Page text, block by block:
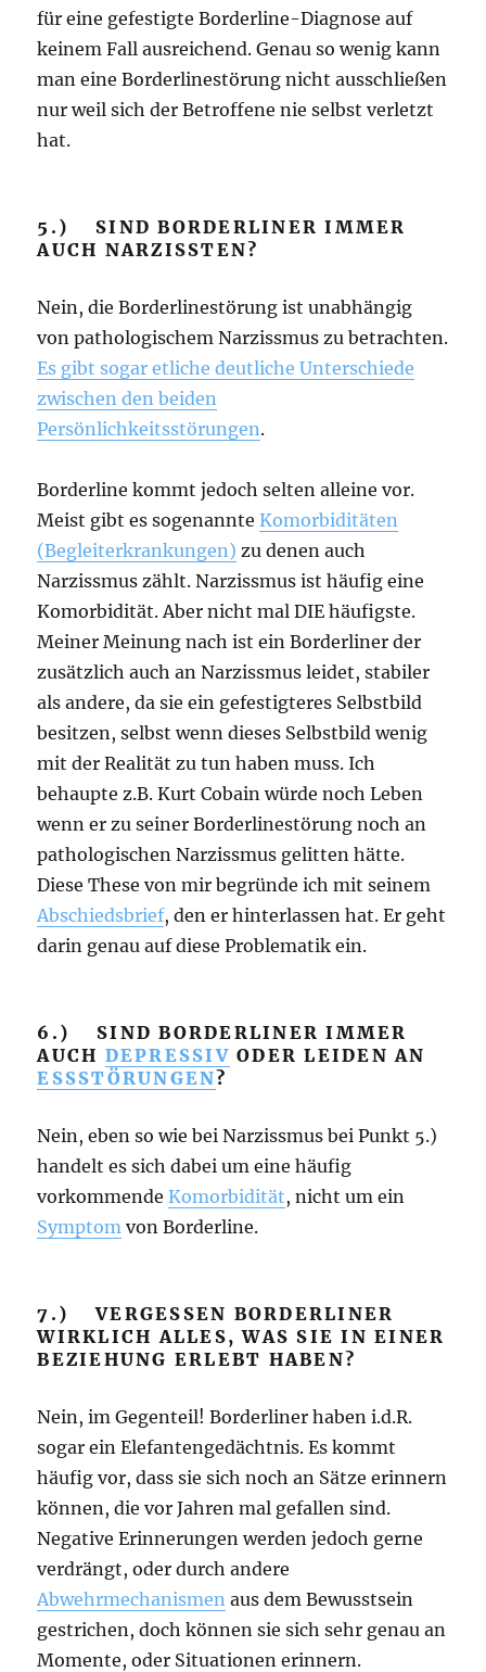
für eine gefestigte Borderline-Diagnose auf
keinem Fall ausreichend. Genau so wenig kann
man eine Borderlinestörung nicht ausschließen
nur weil sich der Betroffene nie selbst verletzt
hat.
5.) SIND BORDERLINER IMMER
AUCH NARZISSTEN?
Nein, die Borderlinestörung ist unabhängig
von pathologischem Narzissmus zu betrachten.
Es gibt sogar etliche deutliche Unterschiede
zwischen den beiden
Persönlichkeitsstörungen.
Borderline kommt jedoch selten alleine vor.
Meist gibt es sogenannteKomorbiditäten
(Begleiterkrankungen) zu denen auch
Narzissmus zählt. Narzissmus ist häufig eine
Komorbidität. Aber nicht mal DIE häufigste.
Meiner Meinung nach ist ein Borderliner der
zusätzlich auch an Narzissmus leidet, stabiler
als andere, da sie ein gefestigteres Selbstbild
besitzen, selbst wenn dieses Selbstbild wenig
mit der Realität zu tun haben muss. Ich
behaupte z.B. Kurt Cobain würde noch Leben
wenn er zu seiner Borderlinestörung noch an
pathologischen Narzissmus gelitten hätte.
Diese These von mir begründe ich mit seinem
Abschiedsbrief, den er hinterlassen hat. Er geht
darin genau auf diese Problematik ein.
6.) SIND BORDERLINER IMMER
AUCH DEPRESSIV ODER LEIDEN AN
ESSSTÖRUNGEN?
Nein, eben so wie bei Narzissmus bei Punkt 5.)
handelt es sich dabei um eine häufig
vorkommendeKomorbidität, nicht um ein
Symptom von Borderline.
7.) VERGESSEN BORDERLINER
WIRKLICH ALLES, WAS SIE IN EINER
BEZIEHUNG ERLEBT HABEN?
Nein, im Gegenteil! Borderliner haben i.d.R.
sogar ein Elefantengedächtnis. Es kommt
häufig vor, dass sie sich noch an Sätze erinnern
können, die vor Jahren mal gefallen sind.
Negative Erinnerungen werden jedoch gerne
verdrängt, oder durch andere
Abwehrmechanismen aus dem Bewusstsein
gestrichen, doch können sie sich sehr genau an
Momente, oder Situationen erinnern.